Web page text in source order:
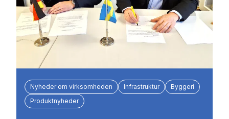
Nyheder om virksomheden Infrastruktur
Byggeri
Produktnyheder